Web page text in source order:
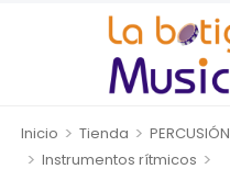
Inicio > Tienda > PERCUSIÓN
> Instrumentos rítmicos >